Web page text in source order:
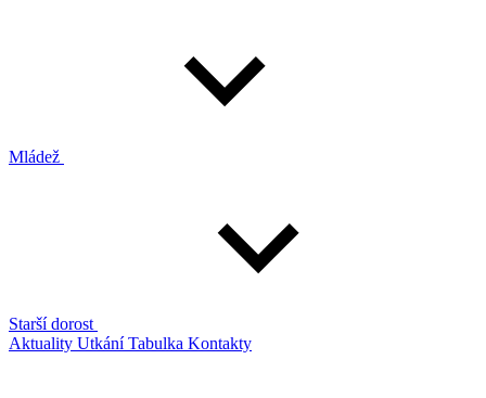
Mládež
Starší dorost
Aktuality UtkáníTabulka Kontakty